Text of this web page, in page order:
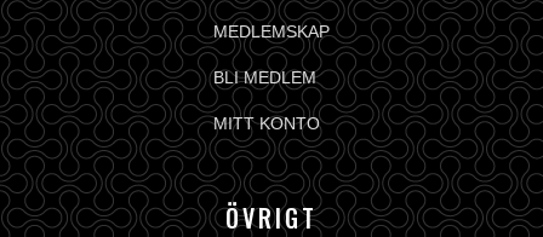
MEDLEMSKAP
BLI MEDLEM
MITT KONTO
ÖVRIGT